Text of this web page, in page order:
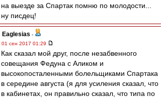
на выезде за Спартак помню по молодости...
ну писдец!
Eaglesias -
01 сен 2017 01:29
Как сказал мой друг, после незабвенного
совещания Федуна с Аликом и
высокопосталенными болельщиками Спартака
в середине августа (я для усиления сказал, что
в кабинетах, он правильно сказал, что типа по